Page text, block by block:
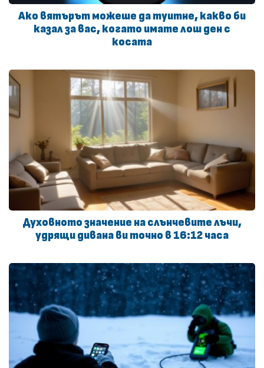
Ако вятърът можеше да туитне, какво би
казал за вас, когато имате лош ден с
косата
Духовното значение на слънчевите лъчи,
удрящи дивана ви точно в 16:12 часа